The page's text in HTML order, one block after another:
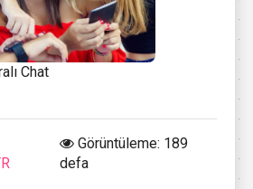
Chat
Görüntüleme: 189
defa